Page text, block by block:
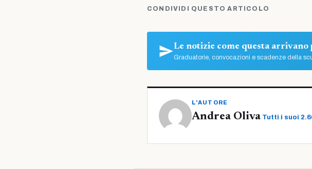
CONDIVIDI QUESTO ARTICOLO
Le notizie come questa arrivano
Graduatorie, convocazioni e scadenze della
L'AUTORE
Andrea Oliva Tutti i suoi